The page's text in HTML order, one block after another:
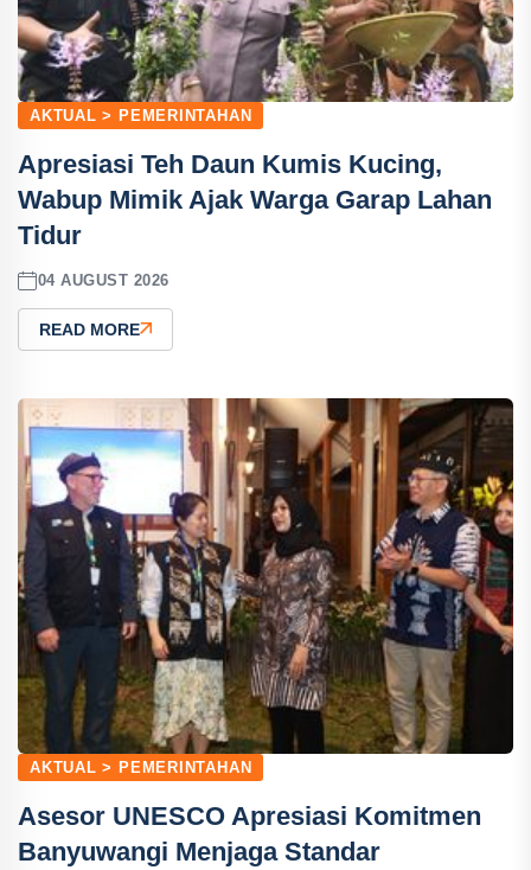
AKTUAL > PEMERINTAHAN
Apresiasi Teh Daun Kumis Kucing,
Wabup Mimik Ajak Warga Garap Lahan
Tidur
04 AUGUST 2026
READ MORE
AKTUAL > PEMERINTAHAN
Asesor UNESCO Apresiasi Komitmen
Banyuwangi Menjaga Standar